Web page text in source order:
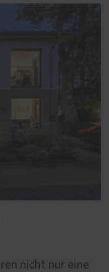
nicht nur eine